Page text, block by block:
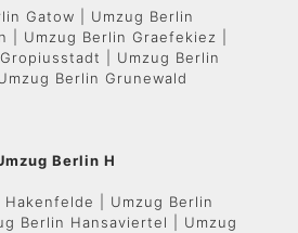
Gatow | Umzug Berlin
| Umzug Berlin Graefekiez |
| Umzug Berlin
Berlin Grunewald
Berlin H
Hakenfelde | Umzug Berlin
Berlin Hansaviertel | Umzug